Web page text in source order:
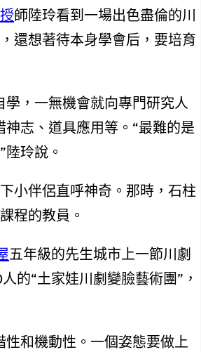
師陸玲看到一場出色盡倫的川
還想著待本身學會后，要培育
，一無機會就向專門研究人
神志、道具應用等。“最難的是
玲說。
小伴侶直呼神奇。那時，石柱
程的教員。
五年級的先生城市上一節川劇
的“土家娃川劇變臉藝術團”，
和機動性。一個姿態要做上